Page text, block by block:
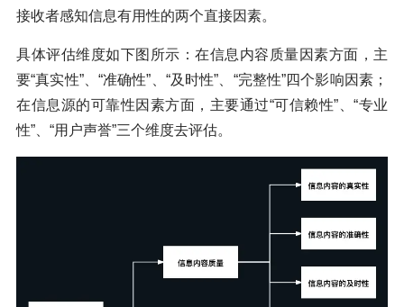
接收者感知信息有用性的两个直接因素。
具体评估维度如下图所示：在信息内容质量因素方面，主
要“真实性”、“准确性”、“及时性”、“完整性”四个影响因素；
在信息源的可靠性因素方面，主要通过“可信赖性”、“专业
性”、“用户声誉”三个维度去评估。